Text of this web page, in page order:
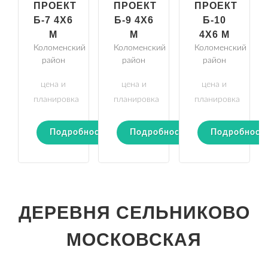
ПРОЕКТ
Б-7 4Х6
М
Коломенский
район
цена и
планировка
Подробности
ПРОЕКТ
Б-9 4Х6
М
Коломенский
район
цена и
планировка
Подробности
ПРОЕКТ
Б-10
4Х6 М
Коломенский
район
цена и
планировка
ДЕРЕВНЯ СЕЛЬНИКОВО
МОСКОВСКАЯ